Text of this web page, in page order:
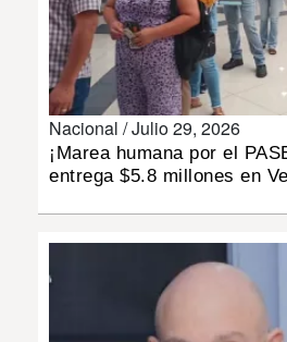
SHOW
DEPORTES
Nacional /Julio 29, 2026
¡Marea humana por el
entrega $5.8 millones en